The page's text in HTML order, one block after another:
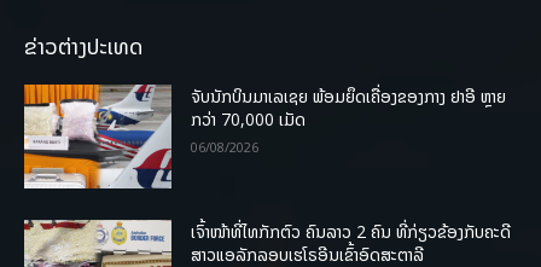
ຂ່າວຕ່າງປະເທດ
ຈັບນັກບິນມາເລເຊຍ ພ້ອມຍຶດເຄື່ອງຂອງກາງ ຢາອີ ຫຼາຍ
ກວ່າ 70,000 ເມັດ
06/08/2026
ເຈົ້າໜ້າທີ່ໄທກັກຕົວ ຄົນລາວ 2 ຄົນ ທີ່ກ່ຽວຂ້ອງກັບຄະດີ
ສາວແອລັກລອບເຮໂຣອີນເຂົ້າອົດສະຕາລີ